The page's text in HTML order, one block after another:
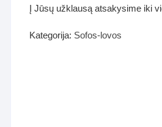
Į Jūsų užklausą atsakysime iki
Kategorija: Sofos-lovos